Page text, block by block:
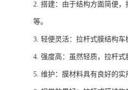
2. 搭建：由于结构方面简便
等。
3. 轻便灵活：拉杆式膜结构
4. 强度高：虽然轻质，拉杆式
5. 维护：膜材料具有良好的实